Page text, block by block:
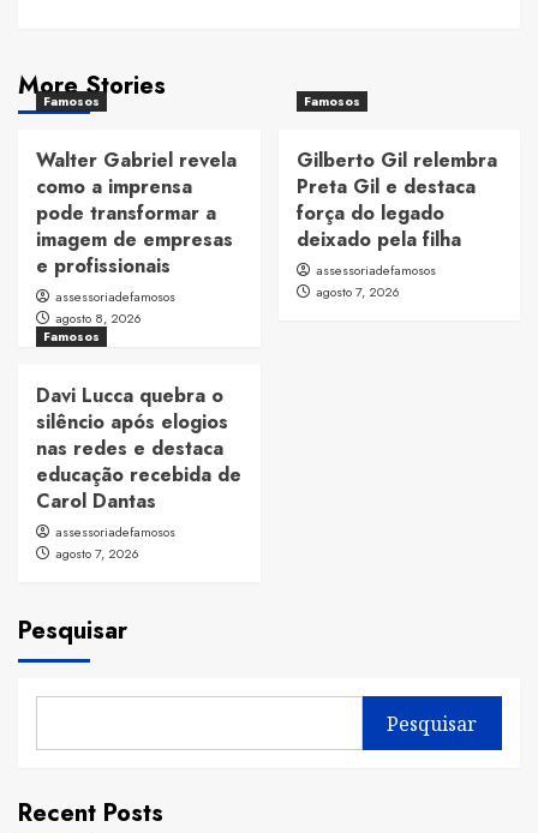
More Stories
Famosos
Walter Gabriel revela
como a imprensa
pode transformar a
imagem de empresas
e profissionais
assessoriadefamosos
agosto 8, 2026
Famosos
Gilberto Gil relembra
Preta Gil e destaca
força do legado
deixado pela filha
assessoriadefamosos
agosto 7, 2026
Famosos
Davi Lucca quebra o
silêncio após elogios
nas redes e destaca
educação recebida de
Carol Dantas
assessoriadefamosos
agosto 7, 2026
Pesquisar
Pesquisar
Recent Posts